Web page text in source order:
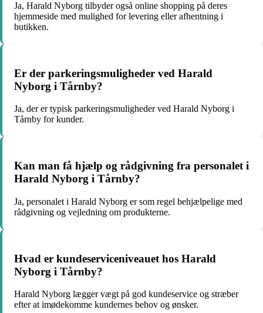
Ja, Harald Nyborg tilbyder også online shopping på deres
hjemmeside med mulighed for levering eller afhentning i
butikken.
Er der parkeringsmuligheder ved Harald
Nyborg i Tårnby?
Ja, der er typisk parkeringsmuligheder ved Harald Nyborg i
Tårnby for kunder.
Kan man få hjælp og rådgivning fra personalet i
Harald Nyborg i Tårnby?
Ja, personalet i Harald Nyborg er som regel behjælpelige med
rådgivning og vejledning om produkterne.
Hvad er kundeserviceniveauet hos Harald
Nyborg i Tårnby?
Harald Nyborg lægger vægt på god kundeservice og stræber
efter at imødekomme kundernes behov og ønsker.